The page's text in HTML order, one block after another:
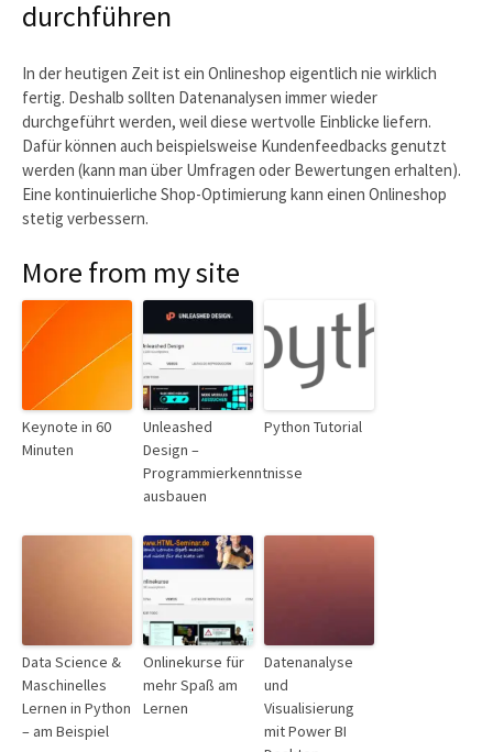
durchführen
In der heutigen Zeit ist ein Onlineshop eigentlich nie wirklich
fertig. Deshalb sollten Datenanalysen immer wieder
durchgeführt werden, weil diese wertvolle Einblicke liefern.
Dafür können auch beispielsweise Kundenfeedbacks genutzt
werden (kann man über Umfragen oder Bewertungen erhalten).
Eine kontinuierliche Shop-Optimierung kann einen Onlineshop
stetig verbessern.
More from my site
Keynote in 60
Minuten
Unleashed
Design –
Programmierkenntnisse
ausbauen
Python Tutorial
Data Science &
Maschinelles
Lernen in Python
– am Beispiel
Onlinekurse für
mehr Spaß am
Lernen
Datenanalyse
und
Visualisierung
mit Power BI